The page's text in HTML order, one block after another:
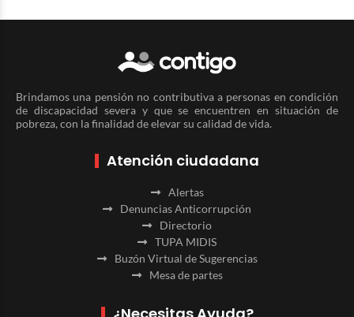
Brindamos una pensión no contributiva a personas en condición
de discapacidad severa y que se encuentren en situación de
pobreza, con la finalidad de elevar su calidad de vida.
Atención ciudadana
Alertas
Denuncias Anticorrupción
Directorio
TUPA MIDIS
Buzón Virtual de Sugerencias
Mesa de partes